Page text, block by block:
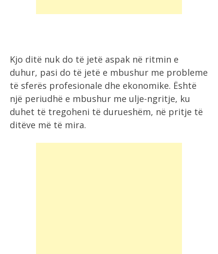
Kjo ditë nuk do të jetë aspak në ritmin e
duhur, pasi do të jetë e mbushur me probleme
të sferës profesionale dhe ekonomike. Është
një periudhë e mbushur me ulje-ngritje, ku
duhet të tregoheni të durueshëm, në pritje të
ditëve më të mira.